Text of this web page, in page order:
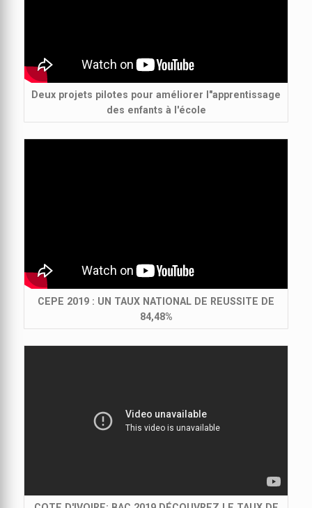
Deux projets pilotes pour améliorer l"apprentissage
des enfants à l'école
CEPE 2019 : UN TAUX NATIONAL DE REUSSITE DE
84,48%